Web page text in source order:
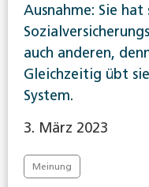
Ausnahme: Sie
auch anderen,
Gleichzeitig übt
System.
3. März 2023
Meinung